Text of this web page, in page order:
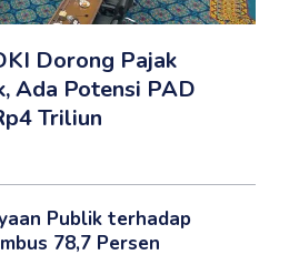
Dorong Pajak
Ada Potensi PAD
Triliun
Publik terhadap
78,7 Persen